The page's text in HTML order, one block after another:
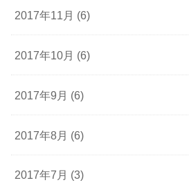
2017年11月 (6)
2017年10月 (6)
2017年9月 (6)
2017年8月 (6)
2017年7月 (3)